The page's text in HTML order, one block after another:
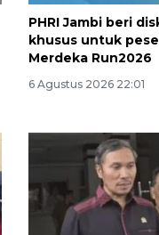
PHRI Jambi beri
khusus untuk
Merdeka Run2026
6 Agustus 2026 22:01